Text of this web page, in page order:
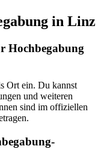
in Linz
Hochbegabung
Ort ein. Du kannst
und weiteren
sind im offiziellen
-